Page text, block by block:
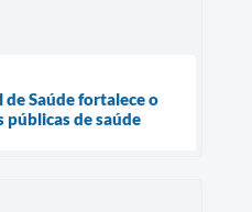
Saúde fortalece o
públicas de saúde